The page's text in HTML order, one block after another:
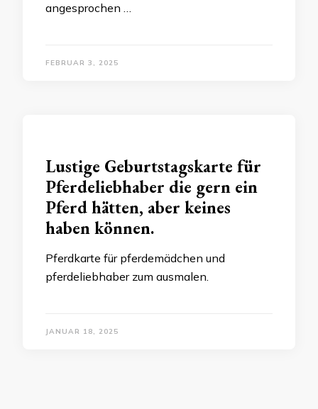
angesprochen …
FEBRUAR 3, 2025
Lustige Geburtstagskarte für
Pferdeliebhaber die gern ein
Pferd hätten, aber keines
haben können.
Pferdkarte für pferdemädchen und
pferdeliebhaber zum ausmalen.
JANUAR 18, 2025